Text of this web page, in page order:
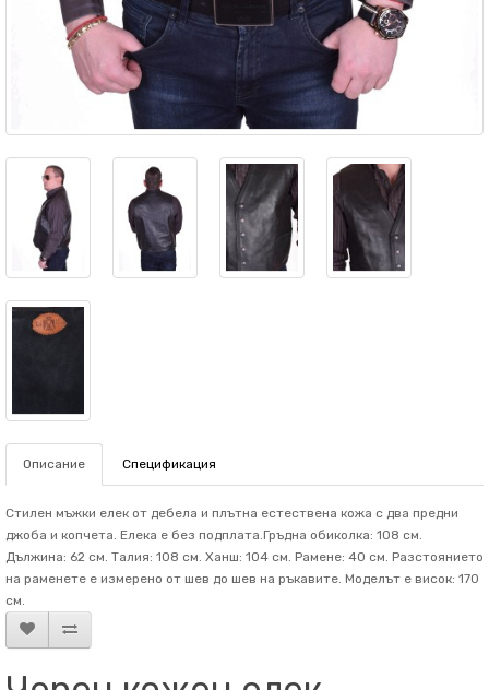
Описание Спецификация
Стилен мъжки елек от дебела и плътна естествена кожа с два предни
джоба и копчета. Елека е без подплата.Гръдна обиколка: 108 см.
Дължина: 62 см. Талия: 108 см. Ханш: 104 см. Рамене: 40 см. Разстоянието
на раменете е измерено от шев до шев на ръкавите. Mоделът е висок: 170
см.